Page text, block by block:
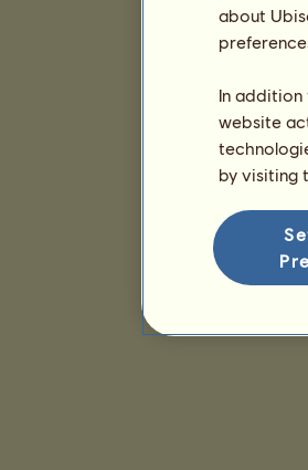
about
In addition
website
by visiting